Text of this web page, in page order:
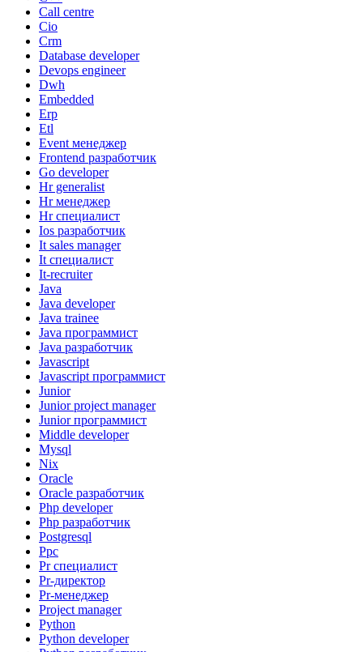
Call centre
Cio
Crm
Database developer
Devops engineer
Dwh
Embedded
Erp
Etl
Event менеджер
Frontend разработчик
Go developer
Hr generalist
Hr менеджер
Hr специалист
Ios разработчик
It sales manager
It специалист
It-recruiter
Java
Java developer
Java trainee
Java программист
Java разработчик
Javascript
Javascript программист
Junior
Junior project manager
Junior программист
Middle developer
Mysql
Nix
Oracle
Oracle разработчик
Php developer
Php разработчик
Postgresql
Ppc
Pr специалист
Pr-директор
Pr-менеджер
Project manager
Python
Python developer